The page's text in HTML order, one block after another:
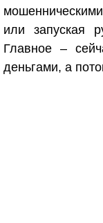
или запуская
Главное –
деньгами, а